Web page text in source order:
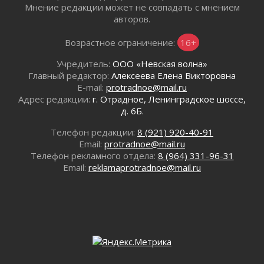
летию Билибина
01 августа 2026
Болезнь девственниц и вампиров
01 августа 2026
Безмолвный крик о помощи
01 августа 2026
01 августа 2026
Без заявлений и очередей
01 августа 2026
Не женское это дело...уверены?
Мнение редакции может не совпадать с мнением
авторов.
Возрастное ограничение: 16+
Учредитель: ООО «Невская волна»
Главный редактор: Алексеева Елена Викторовна
E-mail: protradnoe@mail.ru
Адрес редакции: г. Отрадное, Ленинградское шоссе,
д. 6Б.
Телефон редакции: 8 (921) 920-40-91
Email: protradnoe@mail.ru
Телефон рекламного отдела: 8 (964) 331-96-31
Email: reklamaprotradnoe@mail.ru